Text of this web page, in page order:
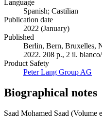
Language
Spanish; Castilian
Publication date
2022 (January)
Published
Berlin, Bern, Bruxelles,
2022. 208 p., 2 il.
Product Safety
Peter Lang Group AG
Biographical notes
Saad Mohamed Saad (Volume